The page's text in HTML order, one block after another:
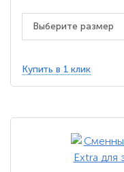
Купить в 1 клик